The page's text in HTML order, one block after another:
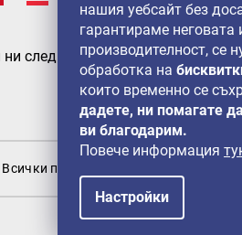
нашия уебсайт без
гарантираме
производителност, се
обработка на
които временно се
дадете, ни помагате
ви благодарим.
Повече информация
Настройки
следвайте на:
Всички права запазени.